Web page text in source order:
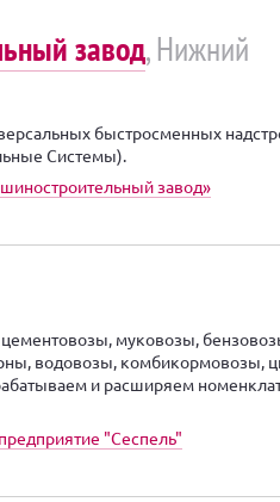
завод, Нижний
быстросменных
Системы).
завод»
муковозы,
водовозы, комбикормовозы,
и расширяем
"Сеспель"